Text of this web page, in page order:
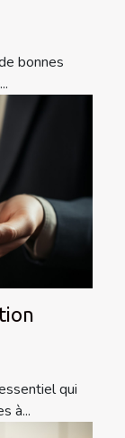
bonnes
qui
à...